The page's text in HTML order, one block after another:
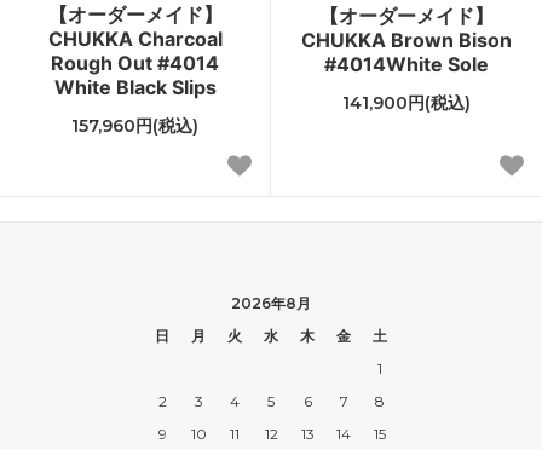
【オーダーメイド】
CHUKKA Charcoal
Rough Out #4014
White Black Slips
157,960円(税込)
【オーダーメイド】
CHUKKA Brown Bison
#4014White Sole
141,900円(税込)
2026年8月
日
月 火 水 木 金
土
1
2
3 4 5 6 7
8
9
10 11 12 13 14
15